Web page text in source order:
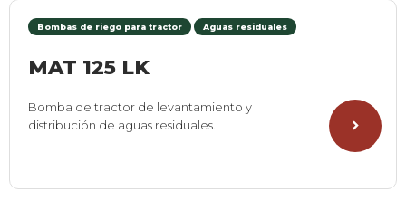
Bombas de riego para tractor Aguas residuales
MAT 125 LK
Bomba de tractor de levantamiento y
distribución de aguas residuales.